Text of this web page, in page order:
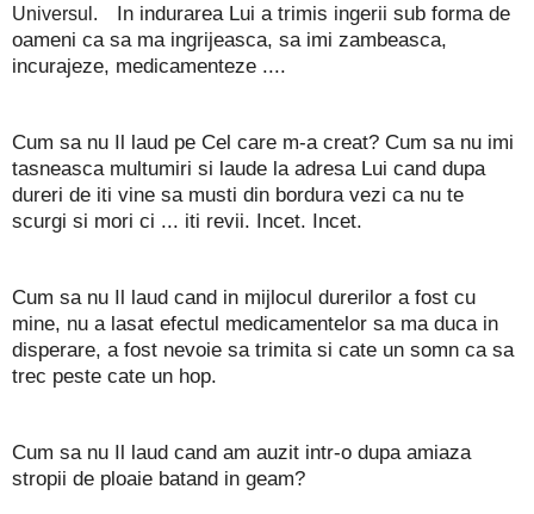
Universul.
In indurarea Lui a trimis ingerii sub forma de
oameni ca sa ma ingrijeasca, sa imi zambeasca,
incurajeze, medicamenteze ....
Cum sa nu Il laud pe Cel care m-a creat? Cum sa nu imi
tasneasca multumiri si laude la adresa Lui cand dupa
dureri de iti vine sa musti din bordura vezi ca nu te
scurgi si mori ci ... iti revii. Incet. Incet.
Cum sa nu Il laud cand in mijlocul durerilor a fost cu
mine, nu a lasat efectul medicamentelor sa ma duca in
disperare, a fost nevoie sa trimita si cate un somn ca sa
trec peste cate un hop.
Cum sa nu Il laud cand am auzit intr-o dupa amiaza
stropii de ploaie batand in geam?